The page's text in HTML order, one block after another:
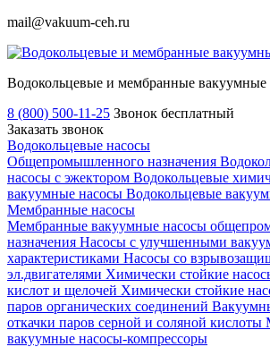
mail@vakuum-ceh.ru
Водокольцевые и мембранные вакуумные
8 (800) 500-11-25 Звонок бесплатный
Заказать звонок
Водокольцевые насосы
Общепромышленного назначения
насосы с эжектором Водокольцевые
вакуумные насосы Водокольцевые
Мембранные насосы
Мембранные вакуумные насосы
назначения Насосы с улучшенными
характеристиками Насосы со
эл.двигателями Химически стойкие
кислот и щелочей Химически стойкие
паров органических соединений
откачки паров серной и соляной кислоты
вакуумные насосы-компрессоры